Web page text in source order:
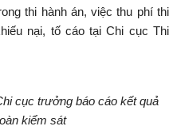
thi hành án, việc thu phí thi
nại, tố cáo tại Chi cục Thi
cục trưởng báo cáo kết quả
kiểm sát